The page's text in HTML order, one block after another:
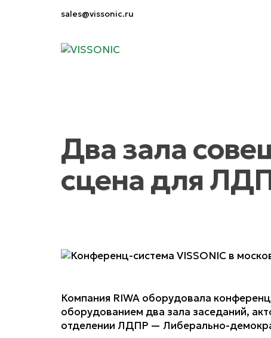
sales@vissonic.ru
Два зала
сцена для
Компания RIWA оборудовала
оборудованием два зала заседаний,
отделении ЛДПР — Либерально-